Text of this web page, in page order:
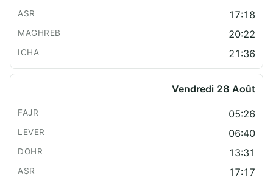
17:18
20:22
21:36
Vendredi 28 Août
05:26
06:40
13:31
17:17